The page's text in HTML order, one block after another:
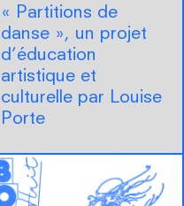
« Partitions de
danse », un projet
d’éducation
artistique et
culturelle par Louise
Porte